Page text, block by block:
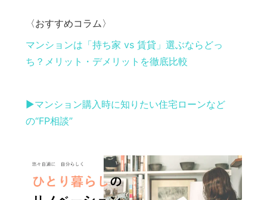
〈おすすめコラム〉
マンションは「持ち家 vs 賃貸」選ぶならどっ
ち？メリット・デメリットを徹底比較
▶︎マンション購入時に知りたい住宅ローンなど
の“FP相談”